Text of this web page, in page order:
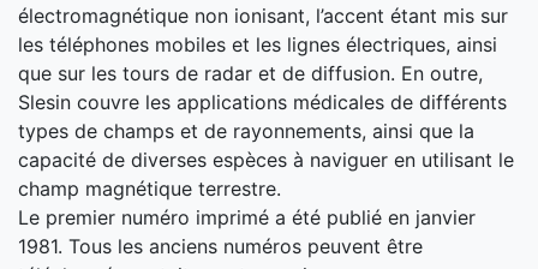
électromagnétique non ionisant, l’accent étant mis sur
les téléphones mobiles et les lignes électriques, ainsi
que sur les tours de radar et de diffusion. En outre,
Slesin couvre les applications médicales de différents
types de champs et de rayonnements, ainsi que la
capacité de diverses espèces à naviguer en utilisant le
champ magnétique terrestre.
Le premier numéro imprimé a été publié en janvier
1981. Tous les anciens numéros peuvent être